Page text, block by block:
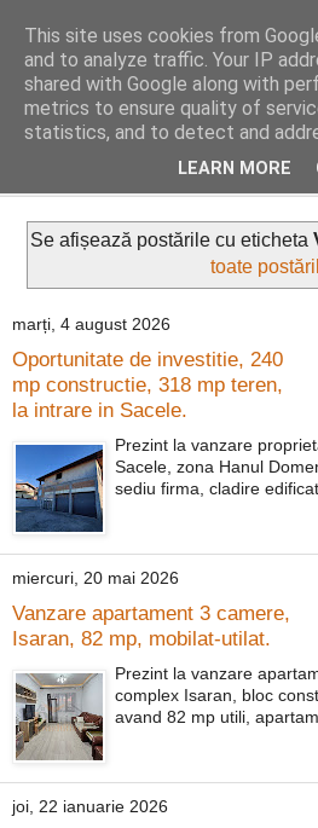
Distinct
Adrian Cocis 0742 129 909 ;
Se afișează postările cu eticheta
toate
marți, 4 august 2026
Oportunitate de investitie, 240
mp constructie, 318 mp teren,
la intrare in Sacele.
Prezint la vanzare
Sacele, zona Hanul
sediu firma, cladire
miercuri, 20 mai 2026
Vanzare apartament 3 camere,
Isaran, 82 mp, mobilat-utilat.
Prezint la vanzare
complex Isaran, bloc
avand 82 mp utili,
joi, 22 ianuarie 2026
This site uses cookies from
and to analyze traffic. Your IP
shared with Google along with
metrics to ensure quality of
statistics, and to detect and
LEARN MORE